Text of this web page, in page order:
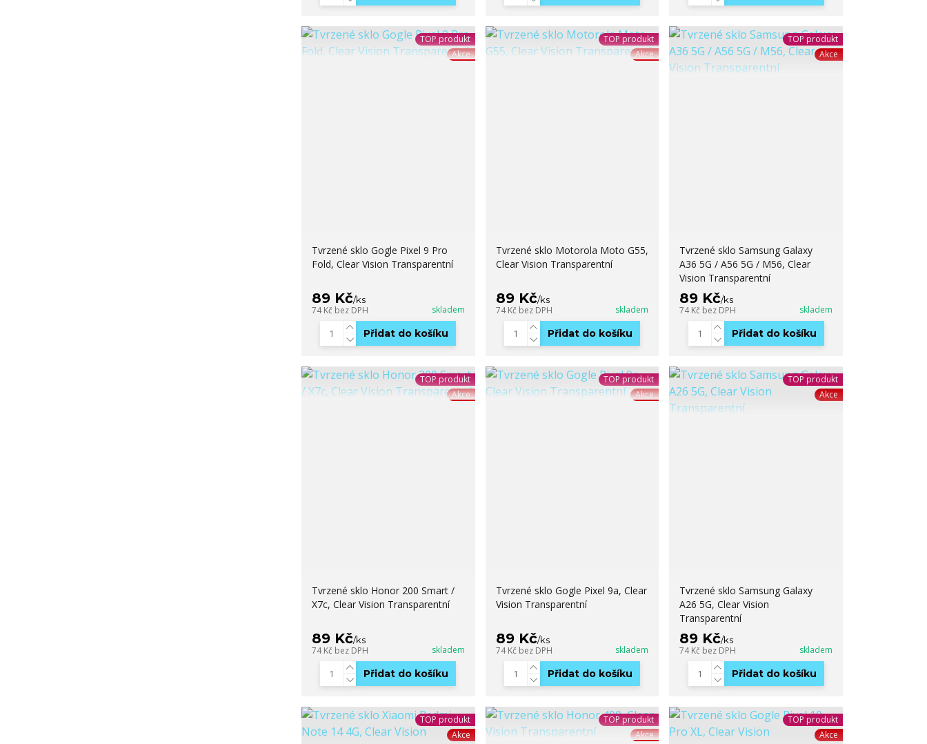
TOP produkt
Akce
Tvrzené sklo Gogle Pixel 9 Pro
Fold, Clear Vision Transparentní
89 Kč/ks
74 Kč bez DPH skladem
Přidat do košíku
TOP produkt
Akce
Tvrzené sklo Motorola Moto G55,
Clear Vision Transparentní
89 Kč/ks
74 Kč bez DPH skladem
Přidat do košíku
TOP produkt
Akce
Tvrzené sklo Samsung Galaxy
A36 5G / A56 5G / M56, Clear
Vision Transparentní
89 Kč/ks
74 Kč bez DPH skladem
Přidat do košíku
TOP produkt
Akce
Tvrzené sklo Honor 200 Smart /
X7c, Clear Vision Transparentní
89 Kč/ks
74 Kč bez DPH skladem
Přidat do košíku
TOP produkt
Akce
Tvrzené sklo Gogle Pixel 9a, Clear
Vision Transparentní
89 Kč/ks
74 Kč bez DPH skladem
Přidat do košíku
TOP produkt
Akce
Tvrzené sklo Samsung Galaxy
A26 5G, Clear Vision
Transparentní
89 Kč/ks
74 Kč bez DPH skladem
Přidat do košíku
TOP produkt
Akce
TOP produkt
Akce
TOP produkt
Akce